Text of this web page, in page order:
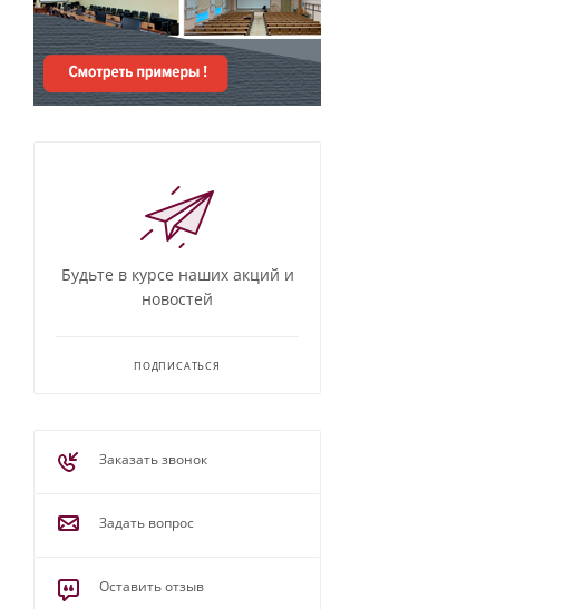
Будьте в курсе наших акций и
новостей
ПОДПИСАТЬСЯ
Заказать звонок
Задать вопрос
Оставить отзыв